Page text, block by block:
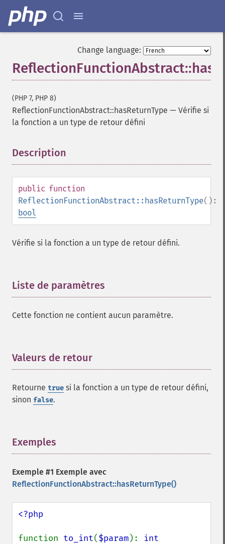
Change language:
(PHP 7, PHP 8)
ReflectionFunctionAbstract::hasReturnType — Vérifie si
la fonction a un type de retour défini
Description
public function
ReflectionFunctionAbstract::hasReturnType():
bool
Vérifie si la fonction a un type de retour défini.
Liste de paramètres
Cette fonction ne contient aucun paramètre.
Valeurs de retour
Retourne true si la fonction a un type de retour défini,
sinon false.
Exemples
Exemple #1 Exemple avec
ReflectionFunctionAbstract::hasReturnType()
<?php
function to_int($param):